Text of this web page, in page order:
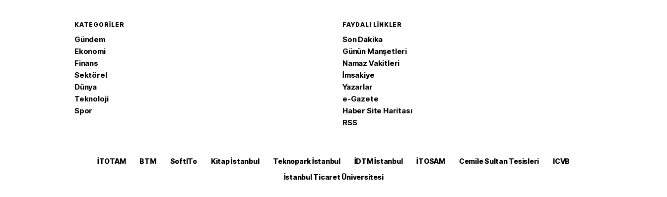
KATEGORILER
Gündem
Ekonomi
Finans
Sektörel
Dünya
Teknoloji
Spor
FAYDALI LINKLER
Son Dakika
Günün Manşetleri
Namaz Vakitleri
İmsakiye
Yazarlar
e-Gazete
Haber Site Haritası
RSS
İTOTAM BTM SoftITo Kitap İstanbul Teknopark İstanbul İDTM İstanbul İTOSAM Cemile Sultan Tesisleri
ICVB
İstanbul Ticaret Üniversitesi